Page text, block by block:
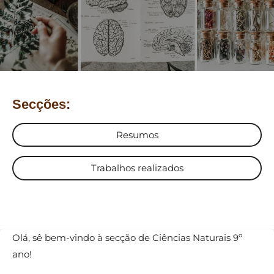
Secções:
Resumos
Trabalhos realizados
Olá, sê bem-vindo à secção de Ciências Naturais 9º
ano!